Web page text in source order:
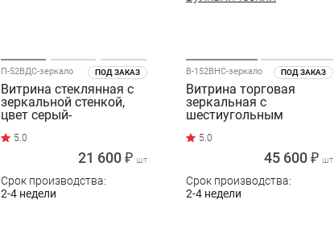
ПОД ЗАКАЗ
П-52ВДС-зеркало
Витрина стеклянная с
зеркальной стенкой,
цвет серый-
21 600 ₽ шт
Срок производства:
2-4 недели
ПОД ЗАКАЗ
В-152ВНС-зеркало
Витрина торговая
зеркальная с
шестиугольным
вулканический
45 600 ₽ шт
Срок производства:
2-4 недели